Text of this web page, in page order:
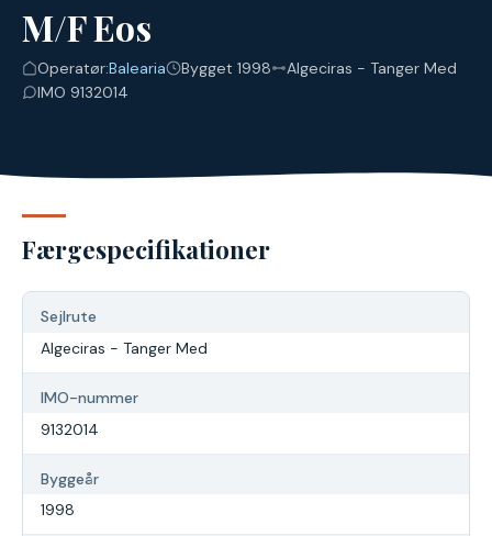
M/F Eos
Operatør:Balearia Bygget 1998
Algeciras - Tanger Med
IMO 9132014
Færgespecifikationer
Sejlrute
Algeciras - Tanger Med
IMO-nummer
9132014
Byggeår
1998